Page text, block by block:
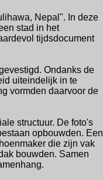
Nepal". In deze
stad in het
tijdsdocument
Ondanks de
uiteindelijk in te
vormden daarvoor de
structuur. De foto's
opbouwden. Een
die zijn vak
bouwden. Samen